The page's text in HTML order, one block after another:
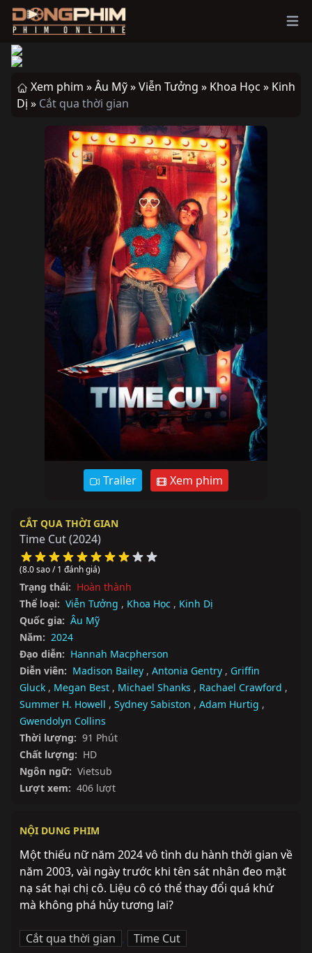
Xem phim »Âu Mỹ »Viễn Tưởng » Khoa Học » Kinh
Dị » Cắt qua thời gian
Trailer Xem phim
CẮT QUA THỜI GIAN
Time Cut(2024)
(8.0 sao / 1 đánh giá)
Trạng thái: Hoàn thành
Thể loại: Viễn Tưởng , Khoa Học , Kinh Dị
Quốc gia: Âu Mỹ
Năm: 2024
Đạo diễn: Hannah Macpherson
Diễn viên: Madison Bailey , Antonia Gentry , Griffin
Gluck , Megan Best , Michael Shanks , Rachael Crawford ,
Summer H. Howell , Sydney Sabiston , Adam Hurtig ,
Gwendolyn Collins
Thời lượng: 91 Phút
Chất lượng: HD
Ngôn ngữ: Vietsub
Lượt xem: 406 lượt
NỘI DUNG PHIM
Một thiếu nữ năm 2024 vô tình du hành thời gian về
năm 2003, vài ngày trước khi tên sát nhân đeo mặt
nạ sát hại chị cô. Liệu cô có thể thay đổi quá khứ
mà không phá hủy tương lai?
Cắt qua thời gian , Time Cut